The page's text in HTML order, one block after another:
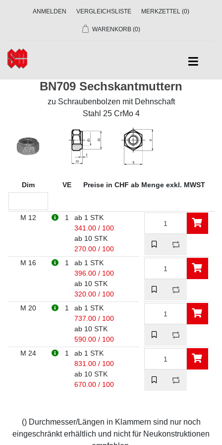
ANMELDEN VERGLEICHSLISTE MERKZETTEL (0)
WARENKORB (0)
BN709 Sechskantmuttern
zu Schraubenbolzen mit Dehnschaft
Stahl 25 CrMo 4
Dim VE Preise in CHF ab Menge exkl. MWST
M 12 1
ab 1 STK
341.00 / 100
ab 10 STK
270.00 / 100
M 16
1
ab 1 STK
396.00 / 100
ab 10 STK
320.00 / 100
M 20
1
ab 1 STK
737.00 / 100
ab 10 STK
590.00 / 100
M 24
1
ab 1 STK
831.00 / 100
ab 10 STK
670.00 / 100
() Durchmesser/Längen in Klammern sind nur noch
eingeschränkt erhältlich und nicht für Neukonstruktionen